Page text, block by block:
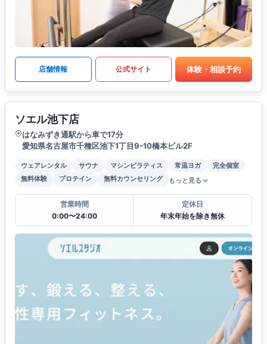
店舗情報 公式サイト 体験・相談予約
ソエル池下店
はなみずき通駅から車で17分
愛知県名古屋市千種区池下1丁目9-10橋本ビル2F
ウェアレンタル サウナ マシンピラティス 常温ヨガ
完全個室
無料体験
プロテイン 無料カウンセリング もっと見る
営業時間
0:00〜24:00
定休日
年末年始を除き無休